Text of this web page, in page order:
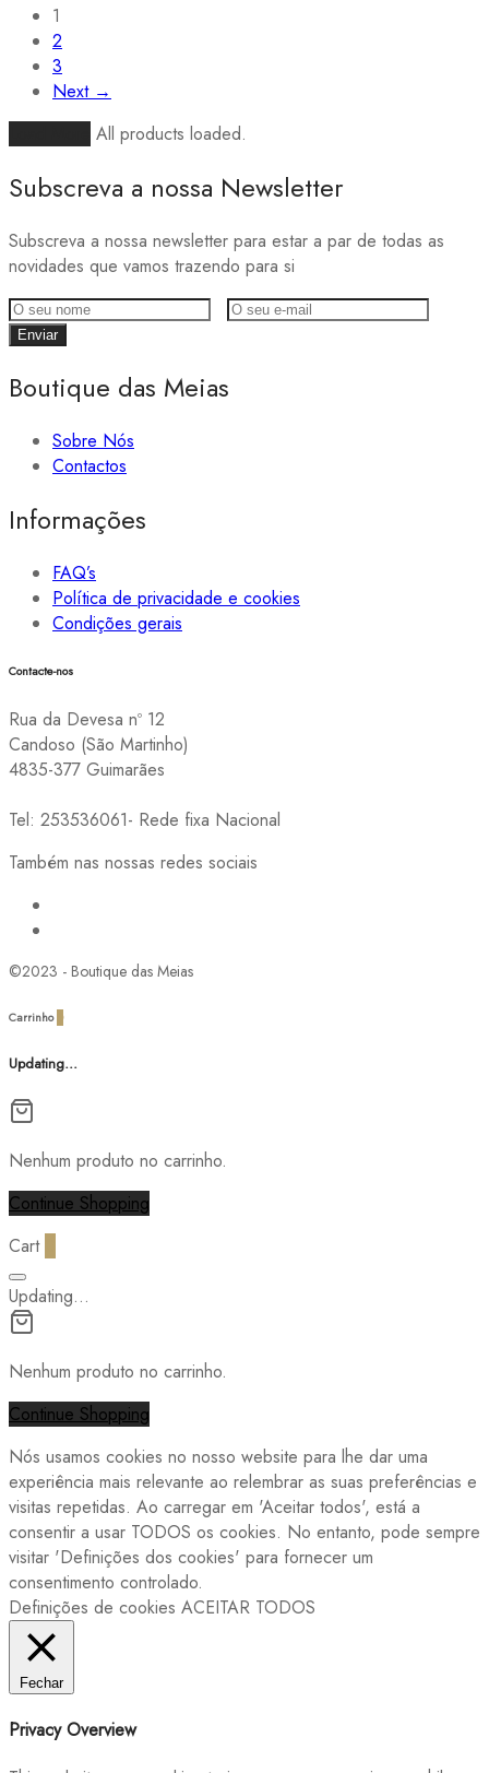
1
2
3
Next →
All products loaded.
Subscreva a nossa Newsletter
Subscreva a nossa newsletter para estar a par de todas as
novidades que vamos trazendo para si
Boutique das Meias
Sobre Nós
Contactos
Informações
FAQ’s
Política de privacidade e cookies
Condições gerais
Contacte-nos
Rua da Devesa nº 12
Candoso (São Martinho)
4835-377 Guimarães
Tel: 253536061- Rede fixa Nacional
Também nas nossas redes sociais
©2023 - Boutique das Meias
Carrinho
Updating…
Nenhum produto no carrinho.
Continue Shopping
Cart
Updating…
Nenhum produto no carrinho.
Continue Shopping
Nós usamos cookies no nosso website para lhe dar uma
experiência mais relevante ao relembrar as suas preferências e
visitas repetidas. Ao carregar em 'Aceitar todos', está a
consentir a usar TODOS os cookies. No entanto, pode sempre
visitar 'Definições dos cookies' para fornecer um
consentimento controlado.
Definições de cookies ACEITAR TODOS
Fechar
Privacy Overview